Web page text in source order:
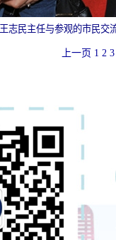
王志民主任与参观的市民交
上一页 1 2 3